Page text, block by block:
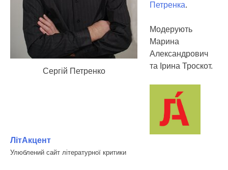
Сергій Петренко
Петренка.
Модерують
Марина
Александрович
та Ірина Троскот.
ЛітАкцент
Улюблений сайт літературної критики